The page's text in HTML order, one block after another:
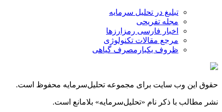
تبلیغ در تحلیل سرمایه
مجله تفریحی
اخبار فارسی رمزارزها
مرجع مقالات تکنولوژی
ظروف یکبارمصرف گیاهی
حقوق این وب سایت برای مجموعه تحلیل‌سرمایه محفوظ است.
نشر مطالب با ذکر نام «تحلیل‌سرمایه» بلامانع است.